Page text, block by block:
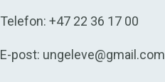
Telefon: +47 22 36 17 00
E-post: ungeleve@gmail.com